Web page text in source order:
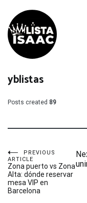
yblistas
Posts created 89
de
PREVIOUS
ARTICLE
Zona puerto vs Zona
Alta: dónde reservar
mesa VIP en
Barcelona